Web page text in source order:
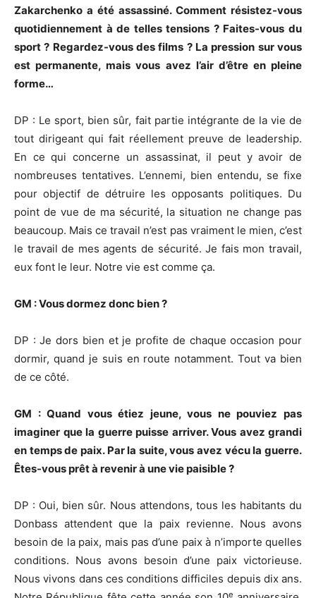
Zakarchenko a été assassiné. Comment résistez-vous
quotidiennement à de telles tensions ? Faites-vous du
sport ? Regardez-vous des films ? La pression sur vous
est permanente, mais vous avez l’air d’être en pleine
forme…
DP : Le sport, bien sûr, fait partie intégrante de la vie de
tout dirigeant qui fait réellement preuve de leadership.
En ce qui concerne un assassinat, il peut y avoir de
nombreuses tentatives. L’ennemi, bien entendu, se fixe
pour objectif de détruire les opposants politiques. Du
point de vue de ma sécurité, la situation ne change pas
beaucoup. Mais ce travail n’est pas vraiment le mien, c’est
le travail de mes agents de sécurité. Je fais mon travail,
eux font le leur. Notre vie est comme ça.
GM : Vous dormez donc bien ?
DP : Je dors bien et je profite de chaque occasion pour
dormir, quand je suis en route notamment. Tout va bien
de ce côté.
GM : Quand vous étiez jeune, vous ne pouviez pas
imaginer que la guerre puisse arriver. Vous avez grandi
en temps de paix. Par la suite, vous avez vécu la guerre.
Êtes-vous prêt à revenir à une vie paisible ?
DP : Oui, bien sûr. Nous attendons, tous les habitants du
Donbass attendent que la paix revienne. Nous avons
besoin de la paix, mais pas d’une paix à n’importe quelles
conditions. Nous avons besoin d’une paix victorieuse.
Nous vivons dans ces conditions difficiles depuis dix ans.
e